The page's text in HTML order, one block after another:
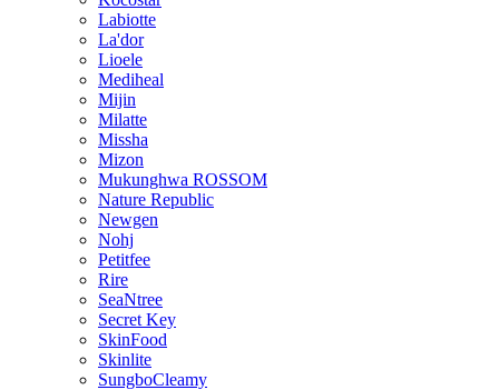
Labiotte
La'dor
Lioele
Mediheal
Mijin
Milatte
Missha
Mizon
Mukunghwa ROSSOM
Nature Republic
Newgen
Nohj
Petitfee
Rire
SeaNtree
Secret Key
SkinFood
Skinlite
SungboCleamy